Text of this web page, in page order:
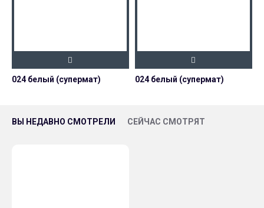
024 белый (супермат) 024 белый (супермат)
ВЫ НЕДАВНО СМОТРЕЛИ СЕЙЧАС СМОТРЯТ